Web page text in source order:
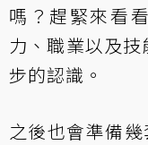
嗎？趕緊來看
力、職業以及
步的認識。
之後也會準備